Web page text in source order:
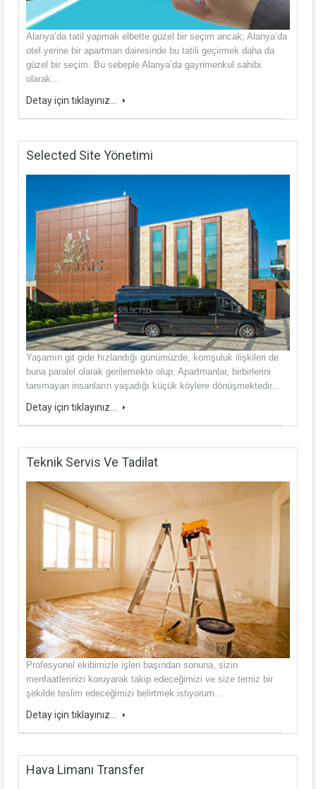
Alanya’da tatil yapmak elbette güzel bir seçim ancak; Alanya’da
otel yerine bir apartman dairesinde bu tatili geçirmek daha da
güzel bir seçim. Bu sebeple Alanya’da gayrimenkul sahibi
olarak...
Detay için tıklayınız...
Selected Site Yönetimi
Yaşamın git gide hızlandığı günümüzde, komşuluk ilişkileri de
buna paralel olarak gerilemekte olup; Apartmanlar, birbirlerini
tanımayan insanların yaşadığı küçük köylere dönüşmektedir...
Detay için tıklayınız...
Teknik Servis Ve Tadilat
Profesyonel ekibimizle işleri başından sonuna, sizin
menfaatlerinizi koruyarak takip edeceğimizi ve size temiz bir
şekilde teslim edeceğimizi belirtmek istiyorum...
Detay için tıklayınız...
Hava Limanı Transfer